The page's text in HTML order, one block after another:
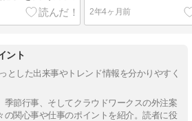
2年4ヶ月前
ント
とした出来事やトレンド情報を分かりやすく
季節行事、そしてクラウドワークスの外注案
の関心事や仕事のポイントを紹介。読者に役